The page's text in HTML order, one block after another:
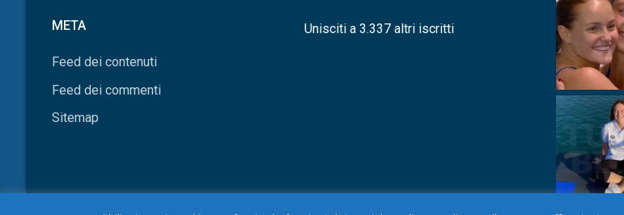
META
Feed dei contenuti
Feed dei commenti
Sitemap
Unisciti a 3.337 altri iscritti